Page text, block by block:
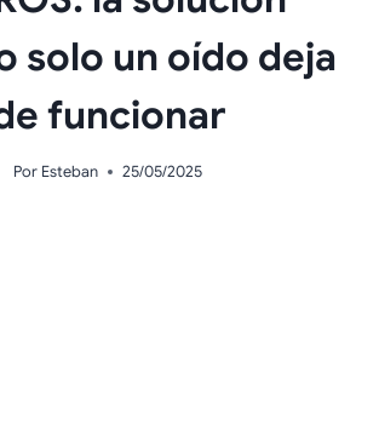
solo un oído deja
funcionar
Por Esteban 25/05/2025